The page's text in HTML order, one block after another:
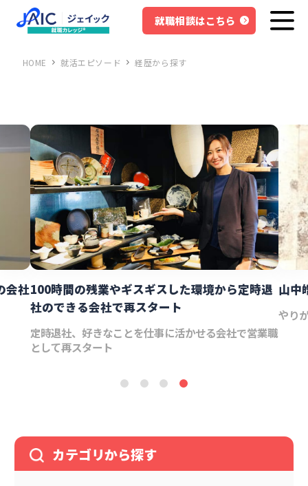
就職相談はこちら
HOME 就活エピソード 経歴から探す
定時退
営業職
山中皓生さんの就職成功体験談
やりがいを持てる会社への就職と、結婚の両方を実現
カテゴリから探す